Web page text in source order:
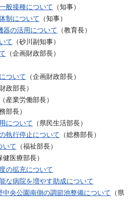
般接種について （知事）
制について （知事）
器の活用について （教育長）
て （砂川副知事）
（企画財政部長）
ついて （企画財政部長）
政部長）
（産業労働部長）
部長）
について （県民生活部長）
執行停止について （総務部長）
いて （福祉部長）
医療部長）
の拡充について
な病院を増やす助成について
央公園南側の調節池整備について （県